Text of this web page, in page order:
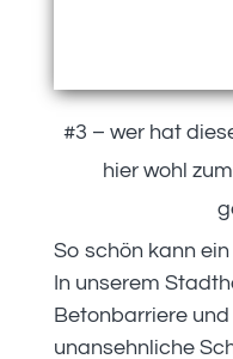
#3 – wer hat
hier wohl
So schön kann
In unserem
Betonbarriere
unansehnliche